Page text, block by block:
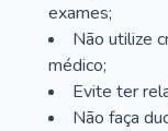
exames;
Não utilize
médico;
Evite ter
Não faça